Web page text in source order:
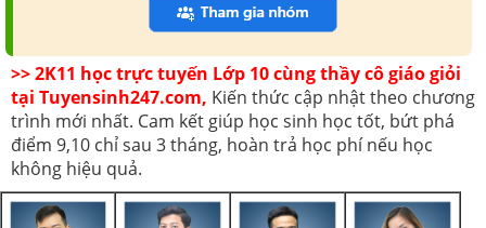
>> 2K11 học trực tuyến Lớp 10 cùng thầy cô giáo giỏi
tại Tuyensinh247.com, Kiến thức cập nhật theo chương
trình mới nhất. Cam kết giúp học sinh học tốt, bứt phá
điểm 9,10 chỉ sau 3 tháng, hoàn trả học phí nếu học
không hiệu quả.